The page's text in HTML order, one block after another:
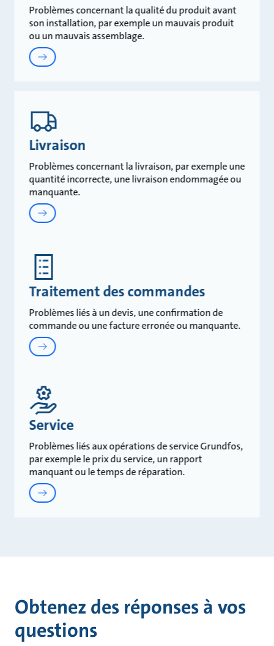
Problèmes concernant la qualité du produit avant
son installation, par exemple un mauvais produit
ou un mauvais assemblage.
Livraison
Problèmes concernant la livraison, par exemple une
quantité incorrecte, une livraison endommagée ou
manquante.
Traitement des commandes
Problèmes liés à un devis, une confirmation de
commande ou une facture erronée ou manquante.
Service
Problèmes liés aux opérations de service Grundfos,
par exemple le prix du service, un rapport
manquant ou le temps de réparation.
Obtenez des réponses à vos
questions